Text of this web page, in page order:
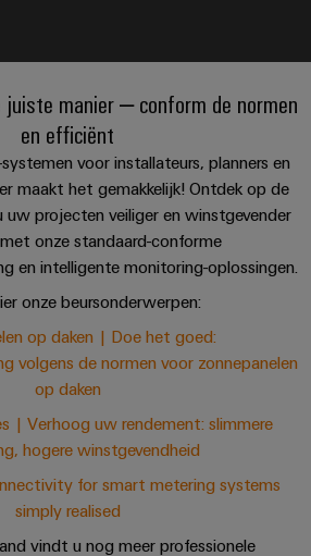
daken.
juiste manier – conform de normen
en efficiënt
voor installateurs, planners en
maakt het gemakkelijk! Ontdek op de
projecten veiliger en winstgevender
onze standaard-conforme
en intelligente monitoring-oplossingen.
onze beursonderwerpen:
op daken | Doe het goed:
volgens de normen voor zonnepanelen
op daken
| Verhoog uw rendement: slimmere
hogere winstgevendheid
for smart metering systems
simply realised
vindt u nog meer professionele
automatisering Waterstof
SNAP IN Oplossingen voor
en automatiseringsoplossingen e-
OEM
Din-rails
Automatische machines